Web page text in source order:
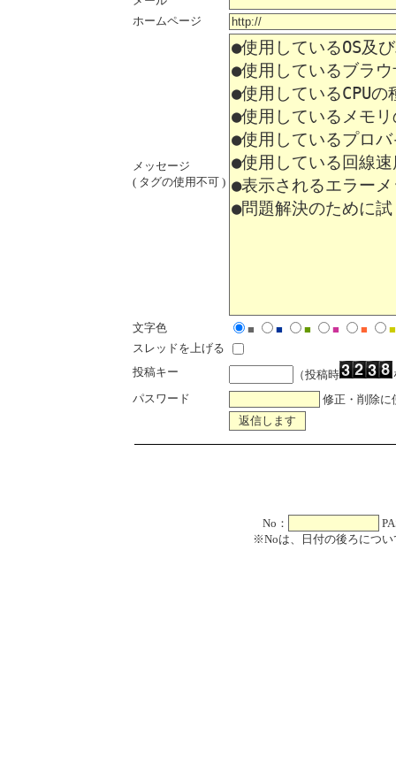
ホームページ
メッセージ
( タグの使用不可 )
文字色 ■ ■ ■ ■ ■
■
スレッドを上げる
投稿キー
（投稿時
パスワード
修正・削除に
No：
※Noは、日付の後ろにつ